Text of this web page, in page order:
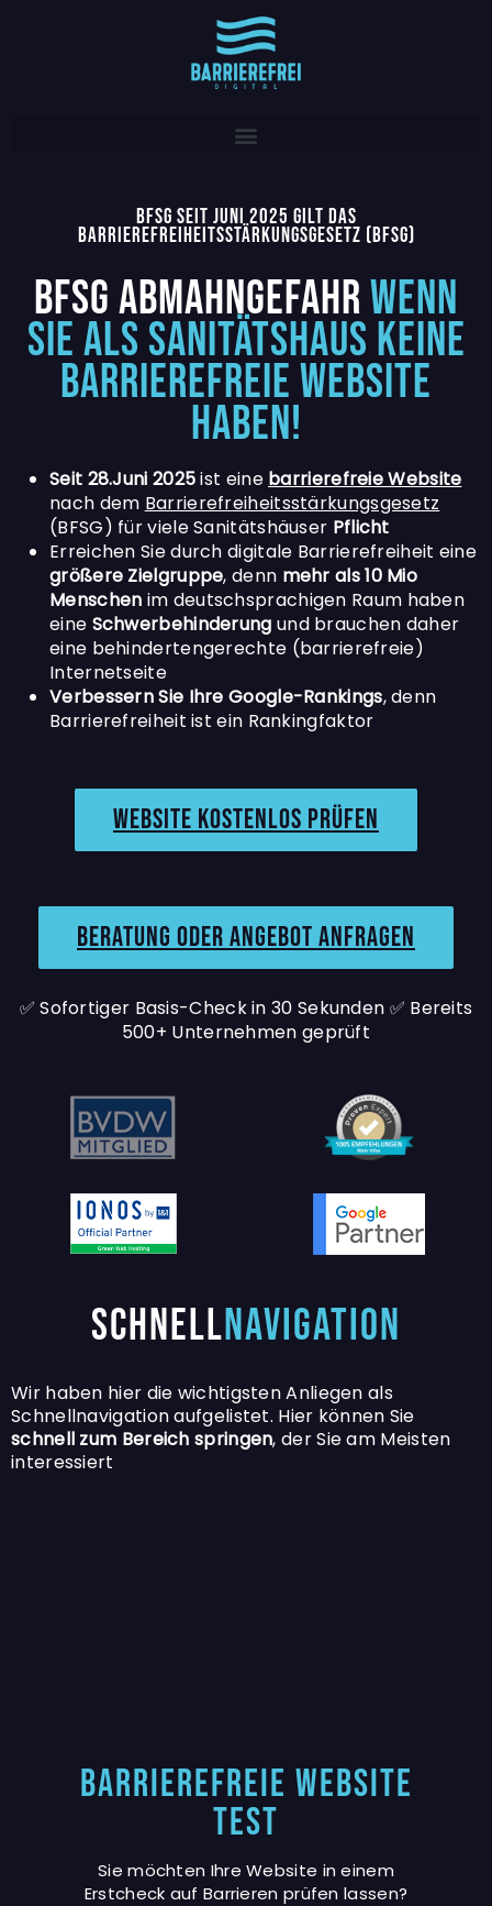
BFSG SEIT JUNI 2025 GILT DAS
BARRIEREFREIHEITSSTÄRKUNGSGESETZ (BFSG)
BFSG ABMAHNGEFAHRWENN
SIE ALS SANITÄTSHAUS KEINE
BARRIEREFREIE WEBSITE
HABEN!
Seit 28.Juni 2025ist eine barrierefreie Website
nach dem Barrierefreiheitsstärkungsgesetz
(BFSG) für viele Sanitätshäuser Pflicht
Erreichen Sie durch digitale Barrierefreiheit eine
größere Zielgruppe, denn mehr als 10 Mio
Menschen im deutschsprachigen Raum haben
eine Schwerbehinderung und brauchen daher
eine behindertengerechte (barrierefreie)
Internetseite
Verbessern Sie Ihre Google-Rankings, denn
Barrierefreiheit ist ein Rankingfaktor
Website kostenlos prüfen
Beratung oder angebot anfragen
✅ Sofortiger Basis-Checkin30 Sekunden ✅ Bereits
500+ Unternehmen geprüft
SchnellNavigation
Wir haben hier die wichtigsten Anliegen als
Schnellnavigation aufgelistet. Hier können Sie
schnell zum Bereich springen, der Sie am Meisten
interessiert
Barrierefreie Website
Test
Sie möchten Ihre Website in einem
Erstcheck auf Barrieren prüfen lassen?